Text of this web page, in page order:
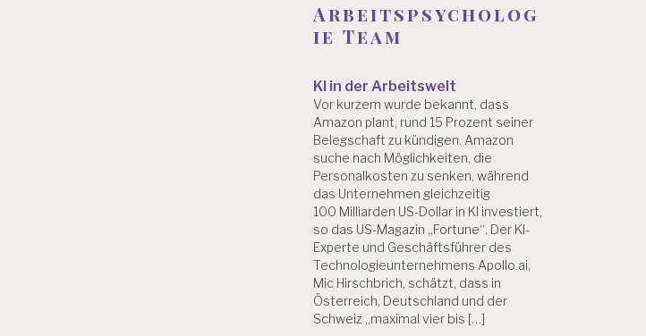
Arbeitspsycholog
ie Team
KI in der Arbeitswelt
Vor kurzem wurde bekannt, dass
Amazon plant, rund 15 Prozent seiner
Belegschaft zu kündigen. Amazon
suche nach Möglichkeiten, die
Personalkosten zu senken, während
das Unternehmen gleichzeitig
100 Milliarden US-Dollar in KI investiert,
so das US-Magazin „Fortune“. Der KI-
Experte und Geschäftsführer des
Technologieunternehmens Apollo.ai,
Mic Hirschbrich, schätzt, dass in
Österreich, Deutschland und der
Schweiz „maximal vier bis […]